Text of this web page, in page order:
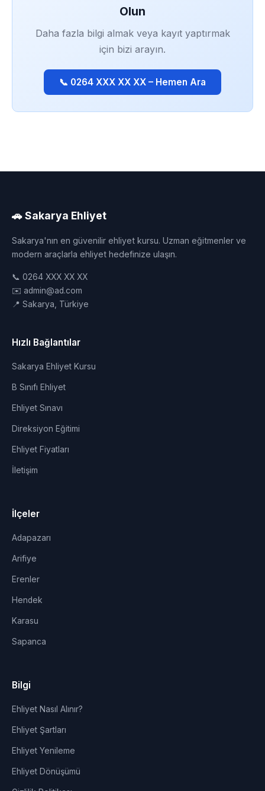
Olun
Daha fazla bilgi almak veya kayıt yaptırmak
için bizi arayın.
📞 0264 XXX XX XX – Hemen Ara
🚗 Sakarya Ehliyet
Sakarya'nın en güvenilir ehliyet kursu. Uzman eğitmenler ve
modern araçlarla ehliyet hedefinize ulaşın.
📞 0264 XXX XX XX
✉️ admin@ad.com
📍 Sakarya, Türkiye
Hızlı Bağlantılar
Sakarya Ehliyet Kursu
B Sınıfı Ehliyet
Ehliyet Sınavı
Direksiyon Eğitimi
Ehliyet Fiyatları
İletişim
İlçeler
Adapazarı
Arifiye
Erenler
Hendek
Karasu
Sapanca
Bilgi
Ehliyet Nasıl Alınır?
Ehliyet Şartları
Ehliyet Yenileme
Ehliyet Dönüşümü